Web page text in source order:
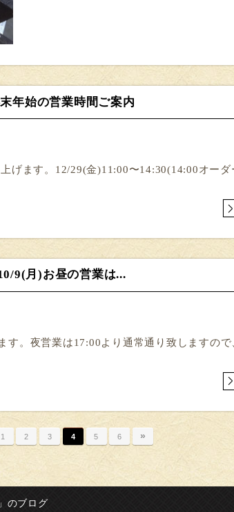
年始の営業時間ご案内
げます。12/29(金)11:00〜14:30(14:00オーダ
9(月)お昼の営業は...
す。夜営業は17:00より通常通り致しますので
1 2 3 4 5 6 »
のブログ